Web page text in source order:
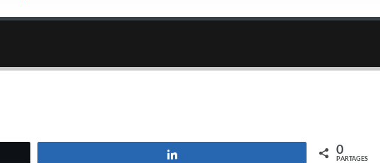
0
PARTAGES